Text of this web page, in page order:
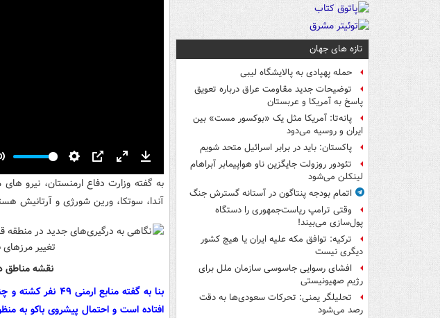
تازه های جهان
حمله پهپادی به پالایشگاه لیبی
توضیحات جدید مقاومت عراق درباره تعویق
پاسخ به آمریکا و عربستان
پانه‌تا: آمریکا مثل یک «بوکسور مست» بین
ایران و روسیه می‌دود
پاکستان: باید در برابر اسرائیل متحد شویم
تئودور روزولت جایگزین ناو هواپیمابر آبراهام
لینکلن می‌شود
اتمام بودجه پنتاگون در آستانه گسترش جنگ
وقتی ترامپ ریاست‌جمهوری را دستگاه
پول‌سازی می‌بیند!
ترکیه: توافق مکه علیه ایران یا هیچ کشور
دیگری نیست
افشای رسوایی جاسوسی سازمان ملل برای
رژیم صهیونیستی
تحلیلگر یمنی: تحرکات سعودی‌ها به دقت
رصد می‌شود
fullscreen
به گفته وزارت دفاع ارمنستان، نیرو
آندا، سوتکا، ورین شورژی و آرتانیش
نقشه مناطق درگیری
بنا به گفته
افتاده است و احتمال پیشروی باکو به